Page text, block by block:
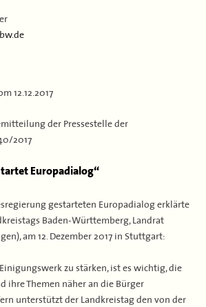
& Einwohner
12.12.2017
der Pressestelle der
2017
Europadialog“
gestarteten Europadialog erklärte
Baden-Württemberg, Landrat
am 12. Dezember 2017 in Stuttgart:
zu stärken, ist es wichtig, die
ihre Themen näher an die Bürger
unterstützt der Landkreistag den von der